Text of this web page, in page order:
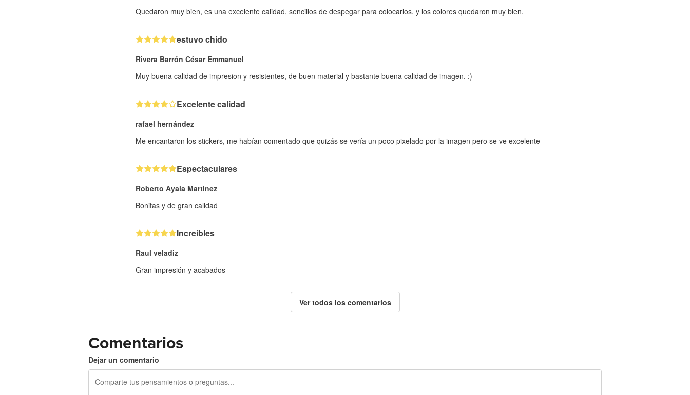
Quedaron muy bien, es una excelente calidad, sencillos de despegar para colocarlos, y los colores quedaron muy bien.
estuvo chido
Rivera Barrón César Emmanuel
Muy buena calidad de impresion y resistentes, de buen material y bastante buena calidad de imagen. :)
Excelente calidad
rafael hernández
Me encantaron los stickers, me habían comentado que quizás se vería un poco pixelado por la imagen pero se ve excelente
Espectaculares
Roberto Ayala Martinez
Bonitas y de gran calidad
Increibles
Raul veladiz
Gran impresión y acabados
Ver todos los comentarios
Comentarios
Dejar un comentario